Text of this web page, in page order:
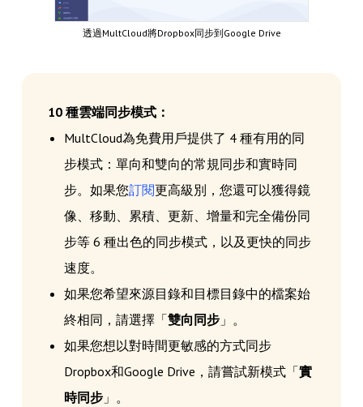
透過MultCloud將Dropbox同步到Google Drive
10 種雲端同步模式：
MultCloud為免費用戶提供了 4 種有用的同
步模式：單向和雙向的常規同步和實時同
步。如果您訂閱更高級別，您還可以獲得鏡
像、移動、累積、更新、增量和完全備份同
步等 6 種出色的同步模式，以及更快的同步
速度。
如果您希望來源目錄和目標目錄中的檔案始
終相同，請選擇「雙向同步」。
如果您想以對時間更敏感的方式同步
Dropbox和Google Drive，請嘗試新模式「實
時同步」。